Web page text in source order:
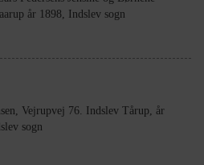
år 1898, Indslev sogn
Vejrupvej 76. Indslev Tårup, år
sogn